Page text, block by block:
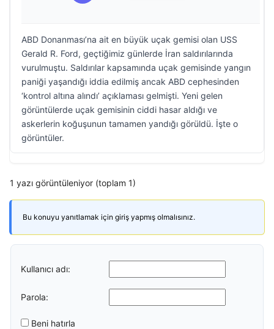
ABD Donanması’na ait en büyük uçak gemisi olan USS
Gerald R. Ford, geçtiğimiz günlerde İran saldırılarında
vurulmuştu. Saldırılar kapsamında uçak gemisinde yangın
paniği yaşandığı iddia edilmiş ancak ABD cephesinden
‘kontrol altına alındı’ açıklaması gelmişti. Yeni gelen
görüntülerde uçak gemisinin ciddi hasar aldığı ve
askerlerin koğuşunun tamamen yandığı görüldü. İşte o
görüntüler.
1 yazı görüntüleniyor (toplam 1)
Bu konuyu yanıtlamak için giriş yapmış olmalısınız.
Kullanıcı adı:
Parola:
Beni hatırla